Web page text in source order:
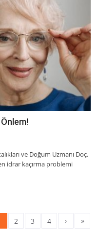
ve Doğum Uzmanı Doç.
idrar kaçırma problemi
2 3 4 › »